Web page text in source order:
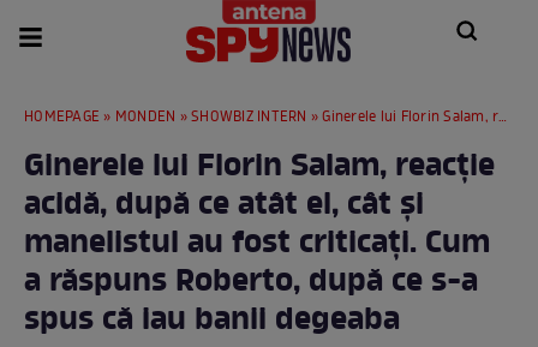
HOMEPAGE » MONDEN »SHOWBIZ INTERN » Ginerele lui Florin Salam, reacție acidă, după ce atât el, cât și manelistul au fost criticați. Cum a răspuns Roberto, după ce s-a spus că iau banii degeaba
Ginerele lui Florin Salam, reacție
acidă, după ce atât el, cât și
manelistul au fost criticați. Cum
a răspuns Roberto, după ce s-a
spus că iau banii degeaba